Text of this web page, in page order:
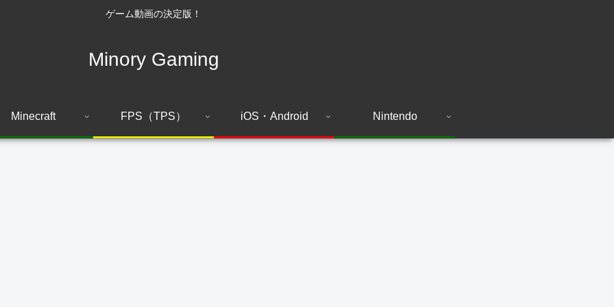
ゲーム動画の決定版！
Minory Gaming
Minecraft FPS（TPS） iOS・Android Nintendo